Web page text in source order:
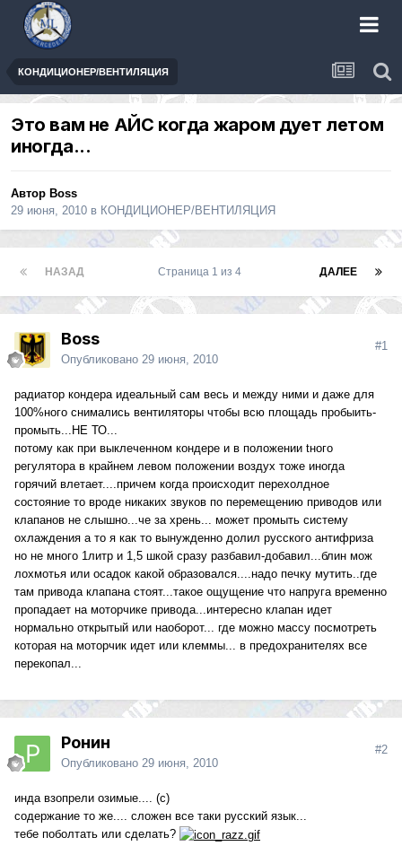
КОНДИЦИОНЕР/ВЕНТИЛЯЦИЯ
Это вам не АЙС когда жаром дует летом
иногда...
Автор Boss
29 июня, 2010 в КОНДИЦИОНЕР/ВЕНТИЛЯЦИЯ
НАЗАД ДАЛЕЕ
Страница 1 из 4
Boss
Опубликовано 29 июня, 2010
#1
радиатор кондера идеальный сам весь и между ними и даже для
100%ного снимались вентиляторы чтобы всю площадь пробыить-
промыть...НЕ ТО...
потому как при выклеченном кондере и в положении tного
регулятора в крайнем левом положении воздух тоже иногда
горячий влетает....причем когда происходит перехолдное
состояние то вроде никаких звуков по перемещению приводов или
клапанов не слышно...че за хрень... может промыть систему
охлаждения а то я как то вынужденно долил русского антифриза
но не много 1литр и 1,5 шкой сразу разбавил-добавил...блин мож
лохмотья или осадок какой образовался....надо печку мутить..где
там привода клапана стоят...такое ощущение что напруга временно
пропадает на моторчике привода...интересно клапан идет
нормально открытый или наоборот... где можно массу посмотреть
которая на моторчик идет или клеммы... в предохранителях все
перекопал...
Ронин
Опубликовано 29 июня, 2010
#2
инда взопрели озимые.... (с)
содержание то же.... сложен все таки русский язык...
тебе поболтать или сделать?